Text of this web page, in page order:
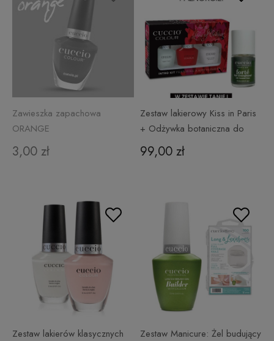
Zawieszka zapachowa
ORANGE
3,00 zł
Zestaw lakierowy Kiss in Paris
+ Odżywka botaniczna do
paznokci
99,00 zł
Zestaw lakierów klasycznych
Zestaw Manicure: Żel budujący